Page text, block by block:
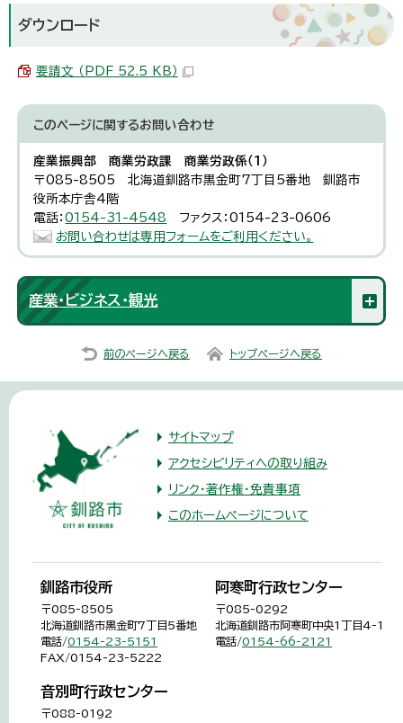
ダウンロード
要請文 （PDF 52.5 KB）
このページに関するお問い合わせ
産業振興部 商業労政課 商業労政係（1）
〒085-8505 北海道釧路市黒金町7丁目5番地 釧路市
役所本庁舎4階
電話：0154-31-4548
ファクス：0154-23-0606
お問い合わせは専用フォームをご利用ください。
産業・ビジネス・観光
前のページへ戻る トップページへ戻る
サイトマップ
アクセシビリティへの取り組み
リンク・著作権・免責事項
このホームページについて
釧路市役所
〒085-8505
北海道釧路市黒金町7丁目5番地
電話/0154-23-5151
FAX/0154-23-5222
阿寒町行政センター
〒085-0292
北海道釧路市阿寒町中央1丁目4-1
電話/0154-66-2121
音別町行政センター
〒088-0192